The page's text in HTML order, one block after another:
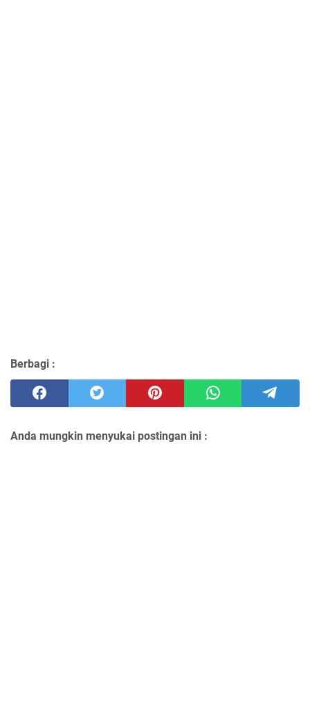
Berbagi :
Anda mungkin menyukai postingan ini :